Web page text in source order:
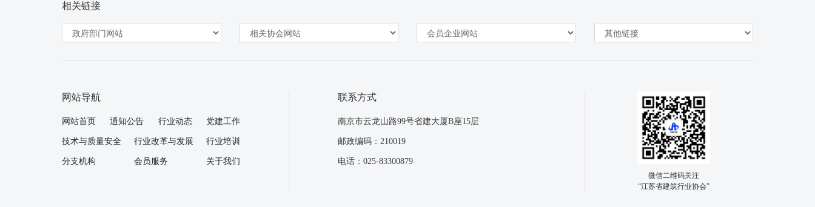
相关链接
网站导航
网站首页 通知公告 行业动态 党建工作
技术与质量安全 行业改革与发展 行业培训
分支机构 会员服务 关于我们
联系方式
南京市云龙山路99号省建大厦B座15层
邮政编码：210019
电话：025-83300879
微信二维码关注
“江苏省建筑行业协会”